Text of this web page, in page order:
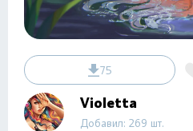
75
Violetta
Добавил: 269 шт.